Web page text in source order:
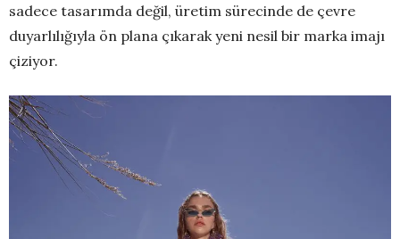
sadece tasarımda değil, üretim sürecinde de çevre
duyarlılığıyla ön plana çıkarak yeni nesil bir marka imajı
çiziyor.